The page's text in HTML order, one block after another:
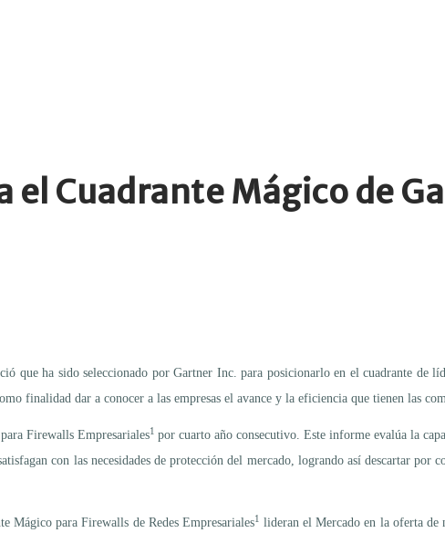
el Cuadrante Mágico de
que ha sido seleccionado por Gartner Inc. para posicionarlo en el cuadrante de
finalidad dar a conocer a las empresas el avance y la eficiencia que tienen las
Firewalls Empresariales1 por cuarto año consecutivo. Este informe evalúa la
con las necesidades de protección del mercado, logrando así descartar
Mágico para Firewalls de Redes Empresariales1
lideran el Mercado en la oferta de